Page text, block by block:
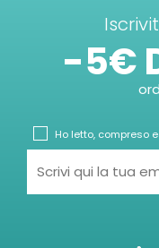
-5€
Ho letto, compreso